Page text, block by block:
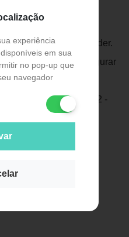
experiência
em sua
no pop-up que
navegador
gostosos de morder.
para o bebê segurar
- 002320 NM 300/2002 -